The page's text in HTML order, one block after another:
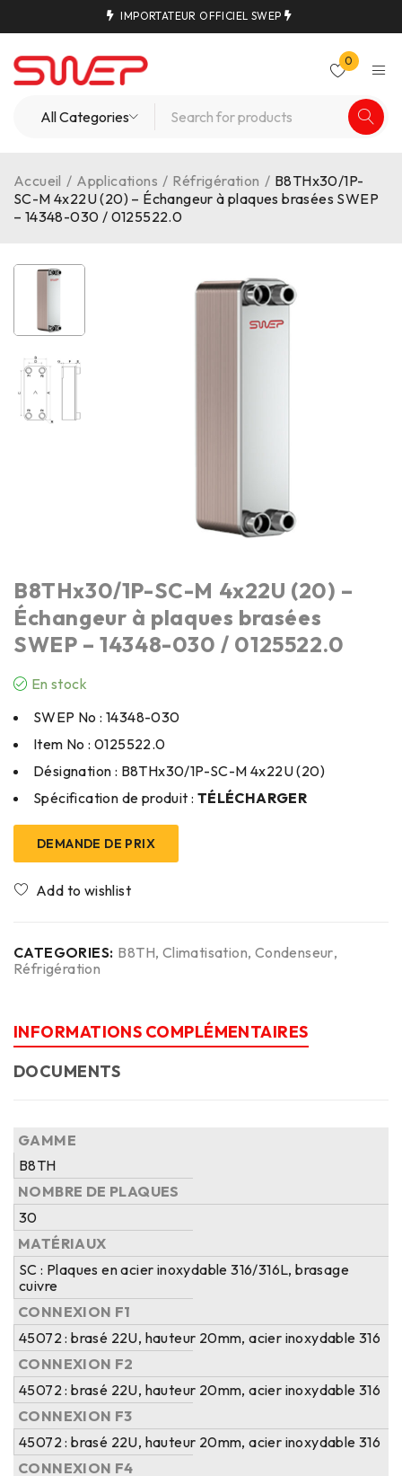
IMPORTATEUR OFFICIEL SWEP
0
Accueil / Applications / Réfrigération / B8THx30/1P-
SC-M 4x22U (20) – Échangeur à plaques brasées SWEP
– 14348-030 / 0125522.0
B8THx30/1P-SC-M 4x22U (20) –
Échangeur à plaques brasées
SWEP – 14348-030 / 0125522.0
En stock
SWEP No : 14348-030
Item No : 0125522.0
Désignation : B8THx30/1P-SC-M 4x22U (20)
Spécification de produit : TÉLÉCHARGER
DEMANDE DE PRIX
CATEGORIES: B8TH, Climatisation, Condenseur,
Réfrigération
INFORMATIONS COMPLÉMENTAIRES
DOCUMENTS
GAMME
B8TH
NOMBRE DE PLAQUES
30
MATÉRIAUX
SC : Plaques en acier inoxydable 316/316L, brasage
cuivre
CONNEXION F1
45072 : brasé 22U, hauteur 20mm, acier inoxydable 316
CONNEXION F2
45072 : brasé 22U, hauteur 20mm, acier inoxydable 316
CONNEXION F3
45072 : brasé 22U, hauteur 20mm, acier inoxydable 316
CONNEXION F4